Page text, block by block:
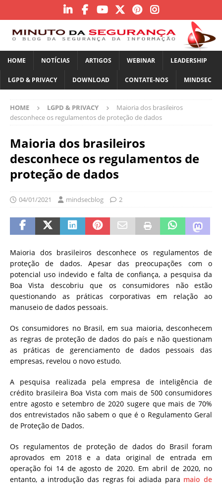
HOME NOTÍCIAS ARTIGOS WEBINAR LEADERSHIP
LGPD & PRIVACY DOWNLOAD CONTATE-NOS MINDSEC
HOME LGPD & PRIVACY
Maioria dos brasileiros
desconhece os regulamentos de proteção de dados
Maioria dos brasileiros
desconhece os regulamentos de
proteção de dados
04/01/2021 mindsecblog 2
Maioria dos brasileiros desconhece os regulamentos de
proteção de dados. Apesar das preocupações com o
potencial uso indevido e falta de confiança, a pesquisa da
Boa Vista descobriu que os consumidores não estão
questionando as práticas corporativas em relação ao
manuseio de dados pessoais.
Os consumidores no Brasil, em sua maioria, desconhecem
as regras de proteção de dados do país e não questionam
as práticas de gerenciamento de dados pessoais das
empresas, revelou o novo estudo.
A pesquisa realizada pela empresa de inteligência de
crédito brasileira Boa Vista com mais de 500 consumidores
entre agosto e setembro de 2020 sugere que mais de 70%
dos entrevistados não sabem o que é o Regulamento Geral
de Proteção de Dados.
Os regulamentos de proteção de dados do Brasil foram
aprovados em 2018 e a data original de entrada em
operação foi 14 de agosto de 2020. Em abril de 2020, no
entanto, a introdução das regras foi adiada para maio de